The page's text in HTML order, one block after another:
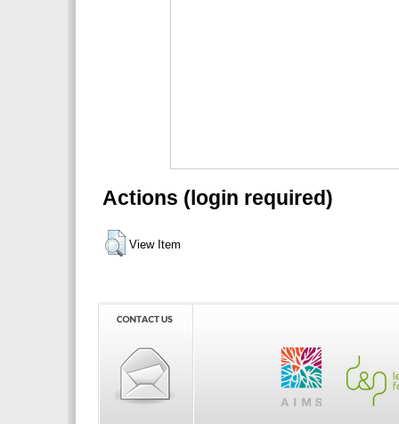
Actions (login required)
View Item